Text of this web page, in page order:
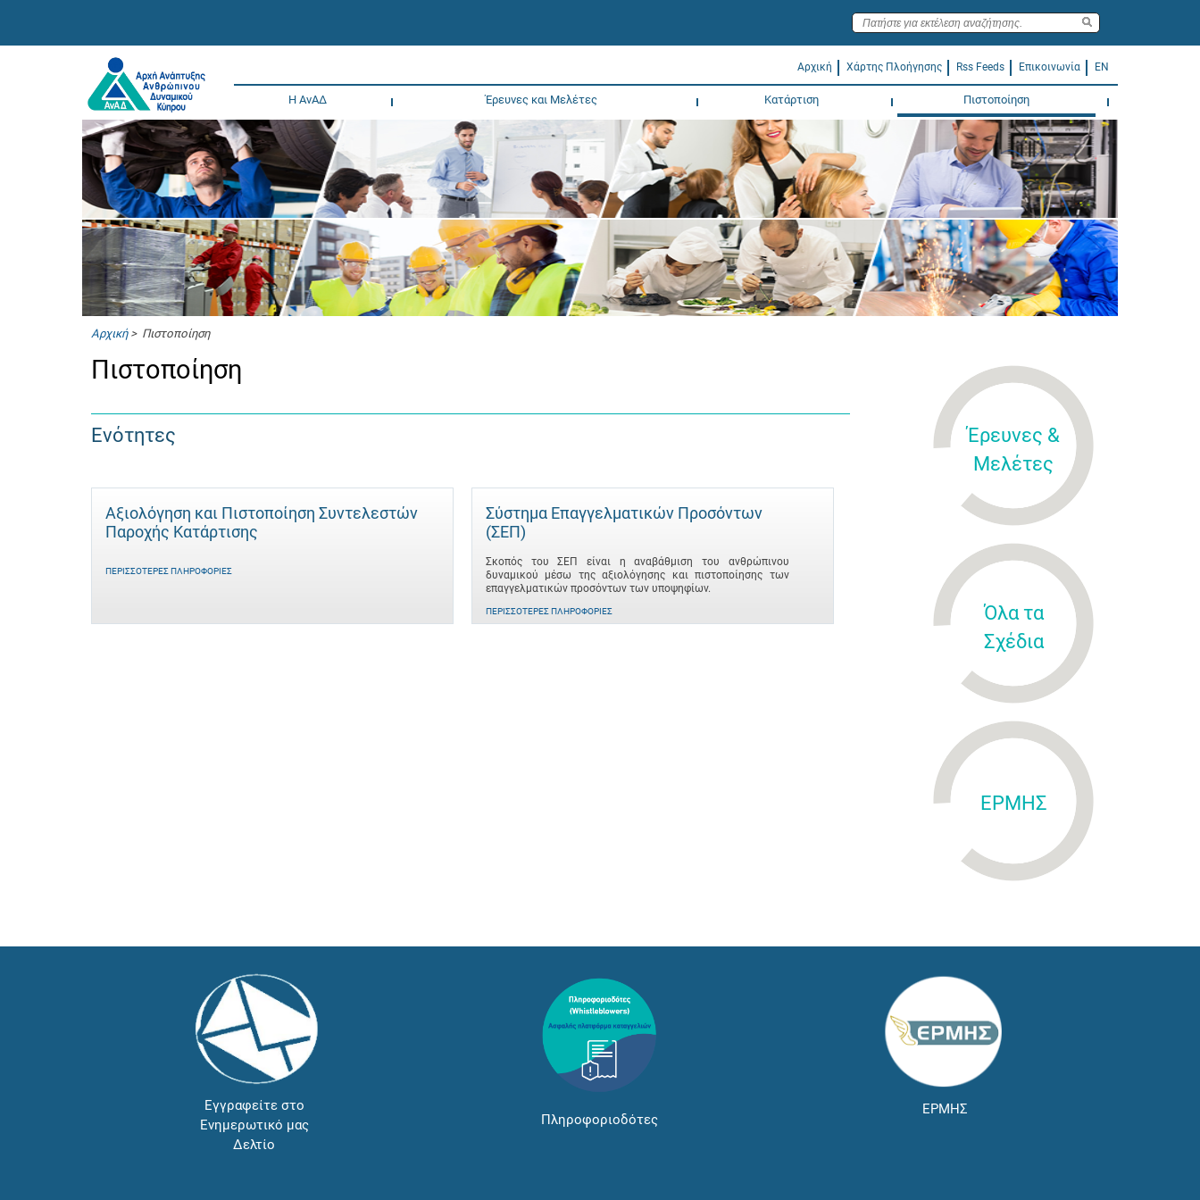
Αρχική Χάρτης Πλοήγησης Rss Feeds Επικοινωνία EN
Η ΑνΑΔ Έρευνες και Μελέτες Κατάρτιση Πιστοποίηση
Αρχική> Πιστοποίηση
Πιστοποίηση
Ενότητες
Αξιολόγηση και Πιστοποίηση Συντελεστών
Παροχής Κατάρτισης
ΠΕΡΙΣΣΌΤΕΡΕΣ ΠΛΗΡΟΦΟΡΊΕΣ
Σύστημα Επαγγελματικών Προσόντων
(ΣΕΠ)
Σκοπός του ΣΕΠ είναι η αναβάθμιση του ανθρώπινου
δυναμικού μέσω της αξιολόγησης και πιστοποίησης των
επαγγελματικών προσόντων των υποψηφίων.
ΠΕΡΙΣΣΌΤΕΡΕΣ ΠΛΗΡΟΦΟΡΊΕΣ
Έρευνες &
Μελέτες
Όλα τα
Σχέδια
ΕΡΜΗΣ
Εγγραφείτε στο
Ενημερωτικό μας
Δελτίο
Πληροφοριοδότες
ΕΡΜΗΣ